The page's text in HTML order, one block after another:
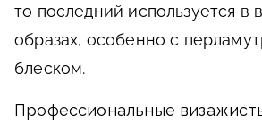
то последний используется в
образах, особенно с
блеском.
Профессиональные